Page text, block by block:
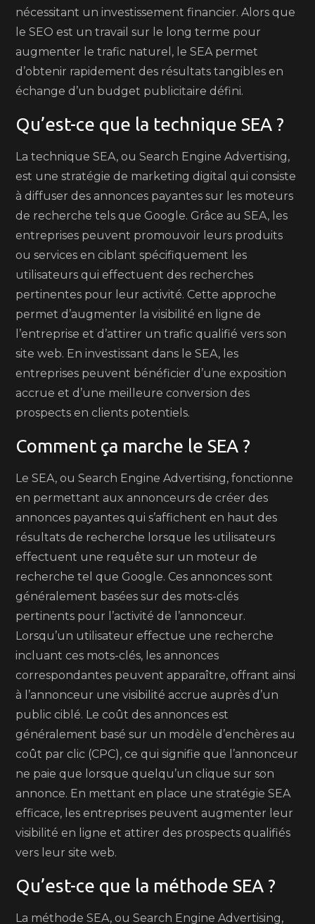
nécessitant un investissement financier. Alors que
le SEO est un travail sur le long terme pour
augmenter le trafic naturel, le SEA permet
d’obtenir rapidement des résultats tangibles en
échange d’un budget publicitaire défini.
Qu’est-ce que la technique SEA ?
La technique SEA, ou Search Engine Advertising,
est une stratégie de marketing digital qui consiste
à diffuser des annonces payantes sur les moteurs
de recherche tels que Google. Grâce au SEA, les
entreprises peuvent promouvoir leurs produits
ou services en ciblant spécifiquement les
utilisateurs qui effectuent des recherches
pertinentes pour leur activité. Cette approche
permet d’augmenter la visibilité en ligne de
l’entreprise et d’attirer un trafic qualifié vers son
site web. En investissant dans le SEA, les
entreprises peuvent bénéficier d’une exposition
accrue et d’une meilleure conversion des
prospects en clients potentiels.
Comment ça marche le SEA ?
Le SEA, ou Search Engine Advertising, fonctionne
en permettant aux annonceurs de créer des
annonces payantes qui s’affichent en haut des
résultats de recherche lorsque les utilisateurs
effectuent une requête sur un moteur de
recherche tel que Google. Ces annonces sont
généralement basées sur des mots-clés
pertinents pour l’activité de l’annonceur.
Lorsqu’un utilisateur effectue une recherche
incluant ces mots-clés, les annonces
correspondantes peuvent apparaître, offrant ainsi
à l’annonceur une visibilité accrue auprès d’un
public ciblé. Le coût des annonces est
généralement basé sur un modèle d’enchères au
coût par clic (CPC), ce qui signifie que l’annonceur
ne paie que lorsque quelqu’un clique sur son
annonce. En mettant en place une stratégie SEA
efficace, les entreprises peuvent augmenter leur
visibilité en ligne et attirer des prospects qualifiés
vers leur site web.
Qu’est-ce que la méthode SEA ?
La méthode SEA, ou Search Engine Advertising,